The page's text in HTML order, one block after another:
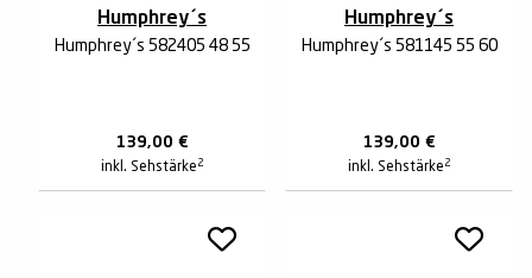
Humphrey´s
Humphrey´s 582405 48 55
139,00 €
inkl. Sehstärke 2
Humphrey´s
Humphrey´s 581145 55 60
139,00 €
inkl. Sehstärke 2